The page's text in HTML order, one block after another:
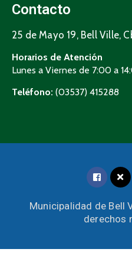
Contacto
25 de Mayo 19, Bell Ville,
Horarios de Atención
Lunes a Viernes de 7:00 a
Teléfono: (03537) 415288
Municipalidad de Bell
derechos